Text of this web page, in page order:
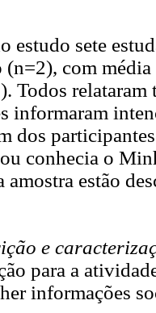
estudo sete
(n=2), com
Todos relataram
informaram
dos
conhecia o
amostra estão
e
para a
informações